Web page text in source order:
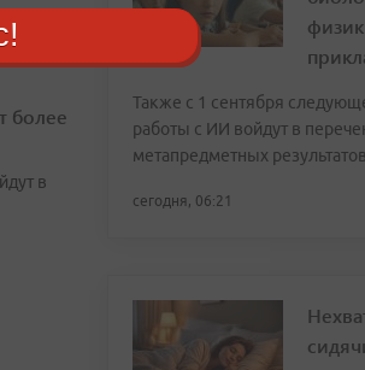
более
в
Также с 1 сентября
работы с ИИ войдут в
метапредметных результатов
сегодня, 06:21